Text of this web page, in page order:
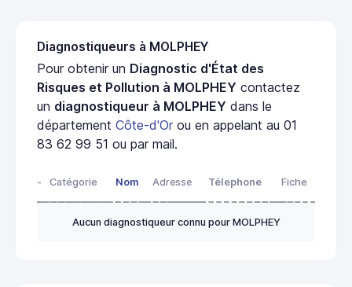
Diagnostiqueurs à MOLPHEY
Pour obtenir un Diagnostic d'État des
Risques et Pollution à MOLPHEY contactez
un diagnostiqueur à MOLPHEY dans le
département Côte-d'Or ou en appelant au 01
83 62 99 51 ou par mail.
- Catégorie Nom Adresse Télephone Fiche
Aucun diagnostiqueur connu pour MOLPHEY